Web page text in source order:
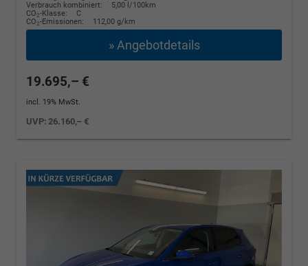
Verbrauch kombiniert:
5,00 l/100km
CO2-Klasse:
C
CO2-Emissionen: 112,00 g/km
» Angebotdetails
19.695,– €
incl. 19% MwSt.
UVP:26.160,– €